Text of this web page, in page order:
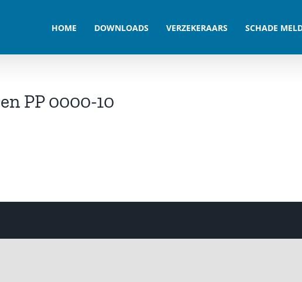
HOME DOWNLOADS VERZEKERAARS SCHADE
PP 0000-10